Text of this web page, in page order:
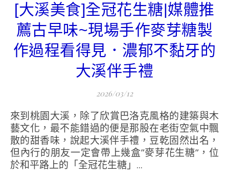
[大溪美食]全冠花生糖|媒體推
薦古早味~現場手作麥芽糖製
作過程看得見．濃郁不黏牙的
大溪伴手禮
2026/03/12
來到桃園大溪，除了欣賞巴洛克風格的建築與木
藝文化，最不能錯過的便是那股在老街空氣中飄
散的甜香味，說起大溪伴手禮，豆乾固然出名，
但內行的朋友一定會帶上幾盒”麥芽花生糖”，位
於和平路上的「全冠花生糖」...